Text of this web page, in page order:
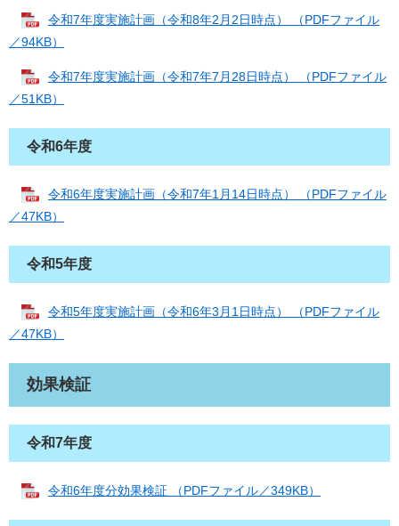
令和7年度実施計画（令和8年2月2日時点） （PDFファイル
／94KB）
令和7年度実施計画（令和7年7月28日時点） （PDFファイル
／51KB）
令和6年度
令和6年度実施計画（令和7年1月14日時点） （PDFファイル
／47KB）
令和5年度
令和5年度実施計画（令和6年3月1日時点） （PDFファイル
／47KB）
効果検証
令和7年度
令和6年度分効果検証 （PDFファイル／349KB）